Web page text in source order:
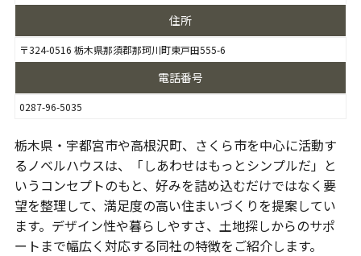
住所
〒324-0516 栃木県那須郡那珂川町東戸田555-6
電話番号
0287-96-5035
栃木県・宇都宮市や高根沢町、さくら市を中心に活動す
るノベルハウスは、「しあわせはもっとシンプルだ」と
いうコンセプトのもと、好みを詰め込むだけではなく要
望を整理して、満足度の高い住まいづくりを提案してい
ます。デザイン性や暮らしやすさ、土地探しからのサポ
ートまで幅広く対応する同社の特徴をご紹介します。